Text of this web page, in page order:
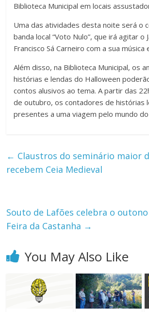
Biblioteca Municipal em locais
Uma das atividades desta noite será o
banda local “Voto Nulo”, que irá agitar o
Francisco Sá Carneiro com a sua música
Além disso, na Biblioteca Municipal, os
histórias e lendas do Halloween
contos alusivos ao tema. A partir das
de outubro, os contadores de histórias
presentes a uma viagem pelo mundo
← Claustros do seminário maior
recebem Ceia Medieval
Souto de Lafões celebra o outono
Feira da Castanha →
You May Also Like